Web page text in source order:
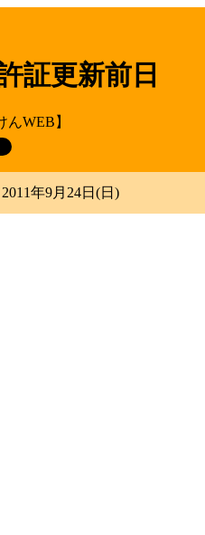
証更新前日
んWEB】
年9月24日(日)